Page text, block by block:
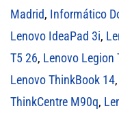
Madrid, Informático
Lenovo IdeaPad 3i,
T5 26, Lenovo Legion
Lenovo ThinkBook 14,
ThinkCentre M90q,